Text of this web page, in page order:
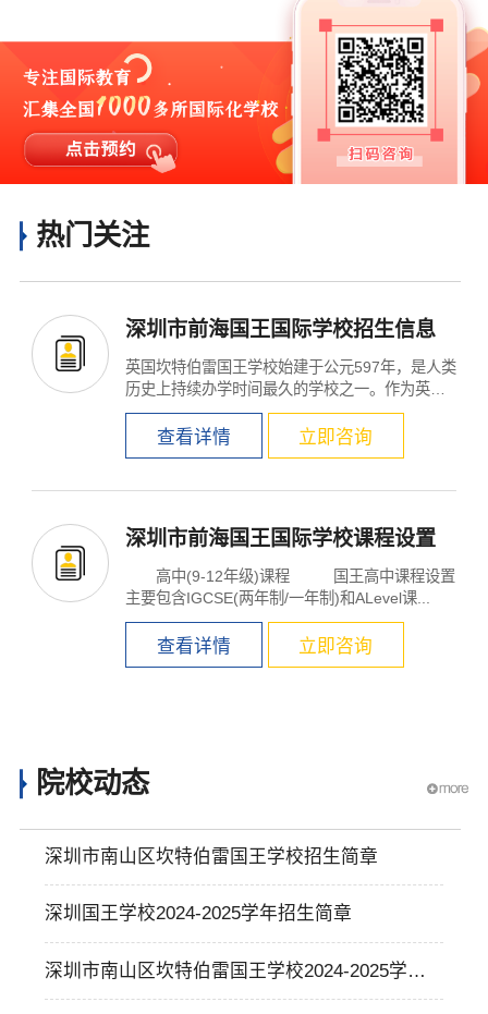
热门关注
深圳市前海国王国际学校招生信息
英国坎特伯雷国王学校始建于公元597年，是人类
历史上持续办学时间最久的学校之一。作为英国
千年学校的直...
查看详情 立即咨询
深圳市前海国王国际学校课程设置
高中(9-12年级)课程 国王高中课程设置
主要包含IGCSE(两年制/一年制)和ALevel课...
查看详情 立即咨询
院校动态
深圳市南山区坎特伯雷国王学校招生简章
深圳国王学校2024-2025学年招生简章
深圳市南山区坎特伯雷国王学校2024-2025学年